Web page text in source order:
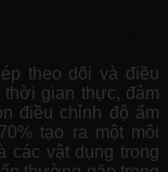
theo dõi và điều
thời gian thực, đảm
điều chỉnh độ ẩm
tạo ra một môi
các vật dụng trong